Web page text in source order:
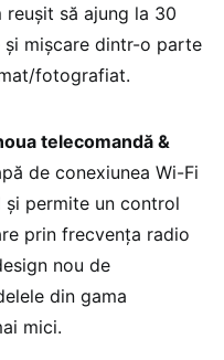
să ajung la 30
mișcare dintr-o parte
fotografiat.
telecomandă &
de conexiunea Wi-Fi
și permite un control
prin frecvența radio
nou de
din gama
mici.